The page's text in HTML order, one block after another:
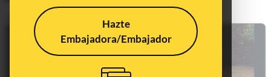
Hazte
Embajadora/Embajador
Publicado el